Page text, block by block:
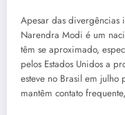
Apesar das
Narendra Modi é um
têm se aproximado,
pelos Estados Unidos a
esteve no Brasil em julho
mantêm contato